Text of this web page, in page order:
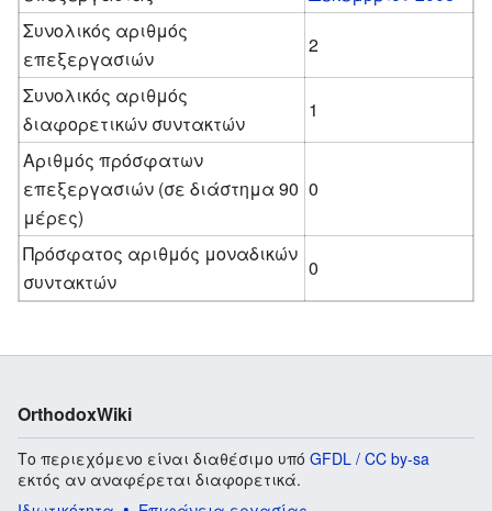
Συνολικός αριθμός
επεξεργασιών
2
Συνολικός αριθμός
διαφορετικών συντακτών
1
Αριθμός πρόσφατων
επεξεργασιών (σε διάστημα 90
μέρες)
0
Πρόσφατος αριθμός μοναδικών
συντακτών
0
OrthodoxWiki
Το περιεχόμενο είναι διαθέσιμο υπό GFDL / CC by-sa
εκτός αν αναφέρεται διαφορετικά.